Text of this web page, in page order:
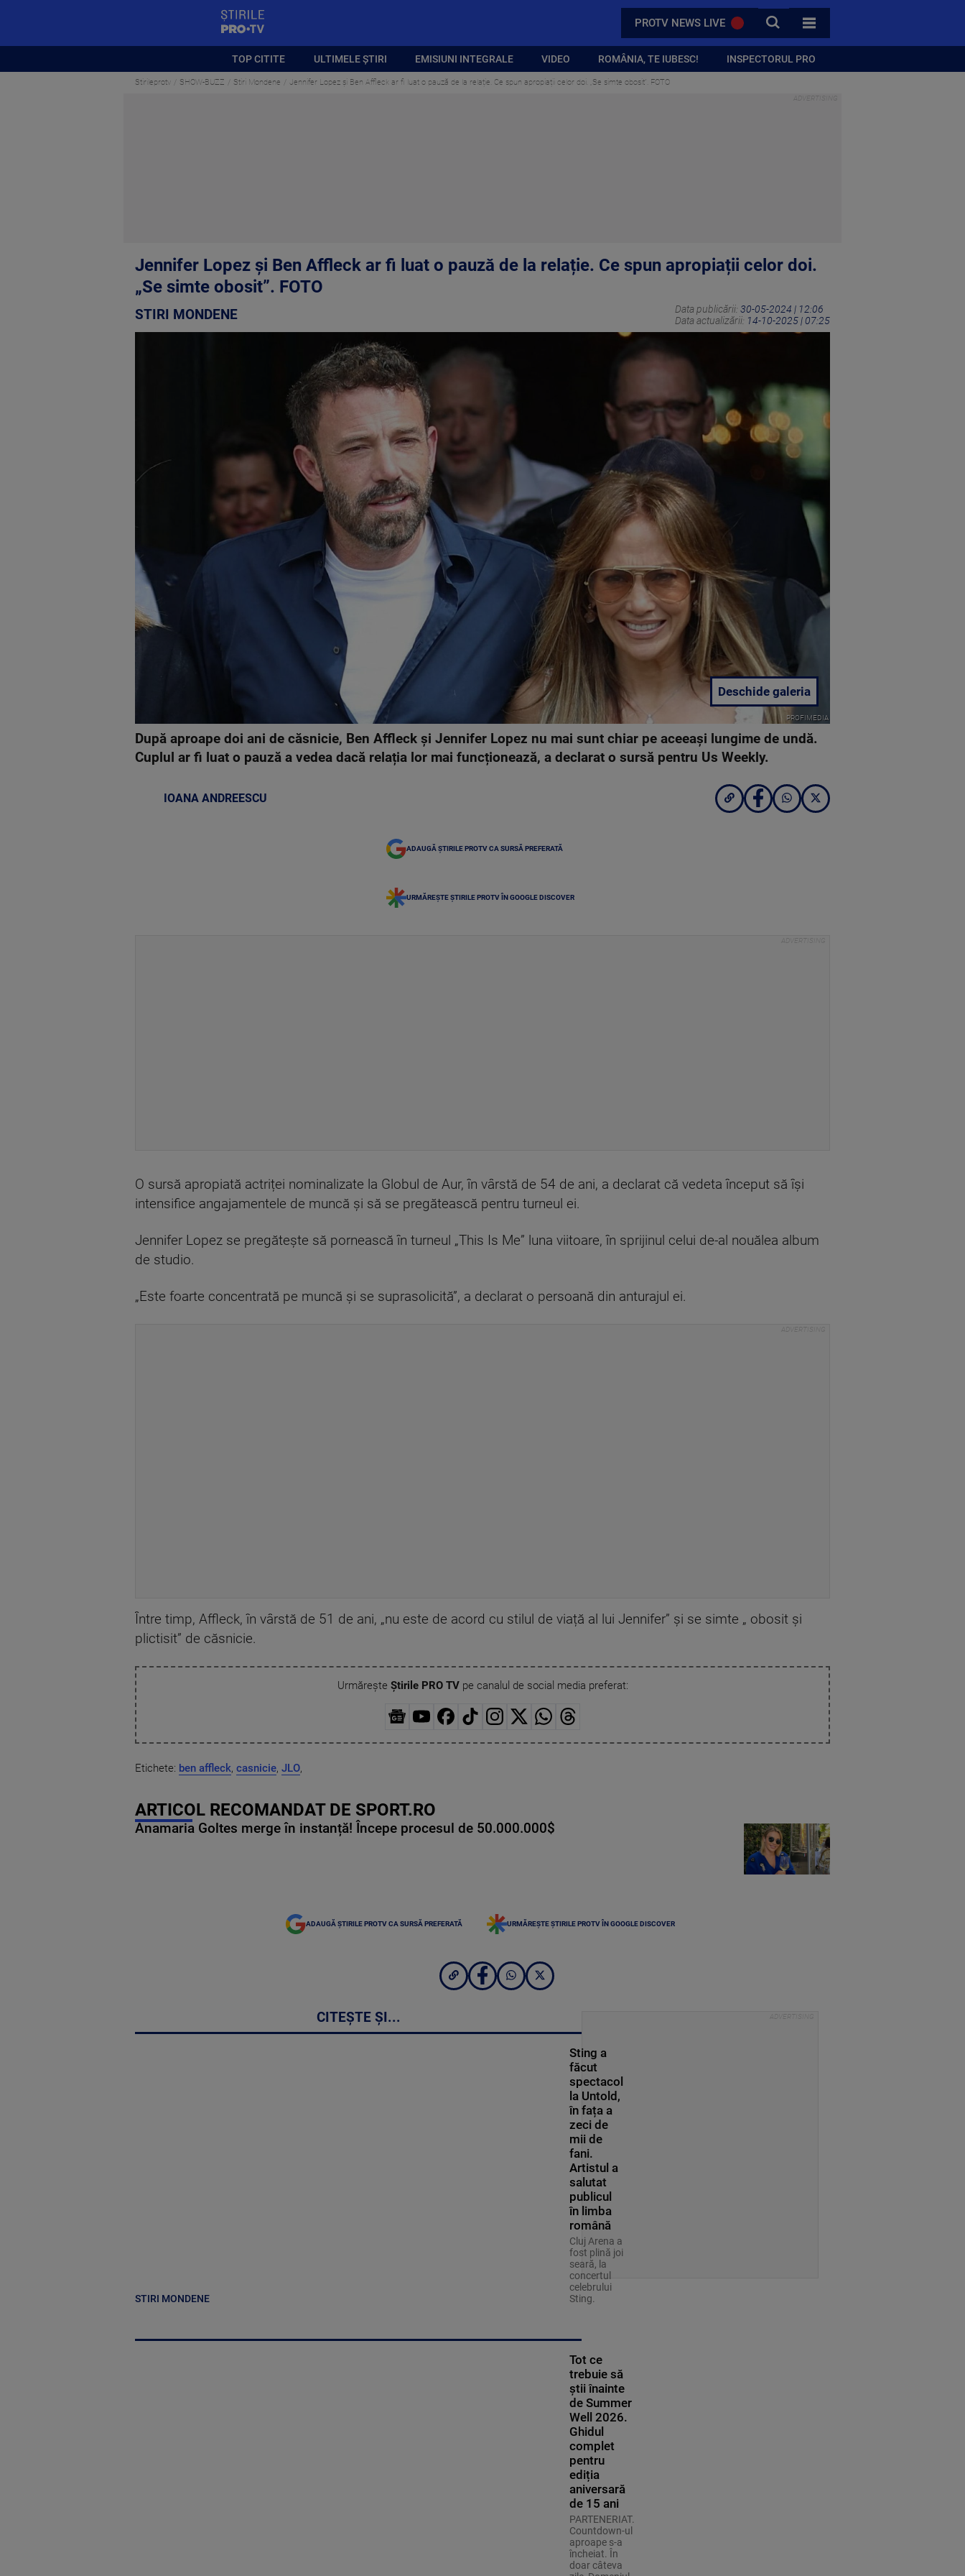
PROTV NEWS LIVE CAUTA
TOATE CATEGORIILE
TOP CITITE ULTIMELE ȘTIRI EMISIUNI INTEGRALE VIDEO ROMÂNIA, TE IUBESC! INSPECTORUL PRO
Stirileprotv SHOW-BUZZ Stiri Mondene Jennifer Lopez și Ben Affleck ar fi luat o pauză de la relație. Ce spun apropiații celor doi. „Se simte obosit”. FOTO
Jennifer Lopez și Ben Affleck ar fi luat o pauză de la relație. Ce spun apropiații celor doi.
„Se simte obosit”. FOTO
STIRI MONDENE Data publicării: 30-05-2024 | 12:06
Data actualizării: 14-10-2025 | 07:25
PROFIMEDIA
Deschide galeria
După aproape doi ani de căsnicie, Ben Affleck și Jennifer Lopez nu mai sunt chiar pe aceeași lungime de undă.
Cuplul ar fi luat o pauză a vedea dacă relația lor mai funcționează, a declarat o sursă pentru Us Weekly.
IOANA ANDREESCU
ADAUGĂ ȘTIRILE PROTV CA SURSĂ PREFERATĂ
URMĂREȘTE ȘTIRILE PROTV ÎN GOOGLE DISCOVER
O sursă apropiată actriței nominalizate la Globul de Aur, în vârstă de 54 de ani, a declarat că vedeta început să își
intensifice angajamentele de muncă și să se pregătească pentru turneul ei.
Jennifer Lopez se pregătește să pornească în turneul „This Is Me” luna viitoare, în sprijinul celui de-al nouălea album
de studio.
„Este foarte concentrată pe muncă și se suprasolicită”, a declarat o persoană din anturajul ei.
Între timp, Affleck, în vârstă de 51 de ani, „nu este de acord cu stilul de viață al lui Jennifer” și se simte „ obosit și
plictisit” de căsnicie.
Urmărește Știrile PRO TVpe canalul de social media preferat:
Etichete: ben affleck, casnicie, JLO,
ARTICOL RECOMANDAT DE SPORT.RO
Anamaria Goltes merge în instanță! Începe procesul de 50.000.000$
ADAUGĂ ȘTIRILE PROTV CA SURSĂ PREFERATĂ URMĂREȘTE ȘTIRILE PROTV ÎN GOOGLE DISCOVER
CITEȘTE ȘI...
STIRI MONDENE
Sting a
făcut
spectacol
la Untold,
în fața a
zeci de
mii de
fani.
Artistul a
salutat
publicul
în limba
română
Cluj Arena a
fost plină joi
seară, la
concertul
celebrului
Sting.
Tot ce
trebuie să
știi înainte
de Summer
Well 2026.
Ghidul
complet
pentru
ediția
aniversară
de 15 ani
PARTENERIAT.
Countdown-ul
aproape s-a
încheiat. În
doar câteva